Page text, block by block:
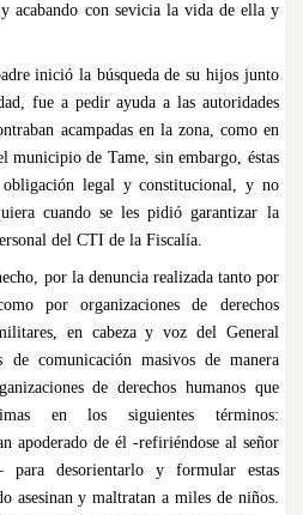
acabando con sevicia la vida de ella y
inició la búsqueda de su hijos junto
fue a pedir ayuda a las autoridades
acampadas en la zona, como en
municipio de Tame, sin embargo, éstas
legal y constitucional, y no
cuando se les pidió garantizar la
del CTI de la Fiscalía.
por la denuncia realizada tanto por
por organizaciones de derechos
en cabeza y voz del General
comunicación masivos de manera
de derechos humanos que
en los siguientes términos:
apoderado de él -refiriéndose al señor
para desorientarlo y formular estas
asesinan y maltratan a miles de niños.